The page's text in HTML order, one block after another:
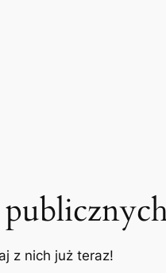
z nich już teraz!